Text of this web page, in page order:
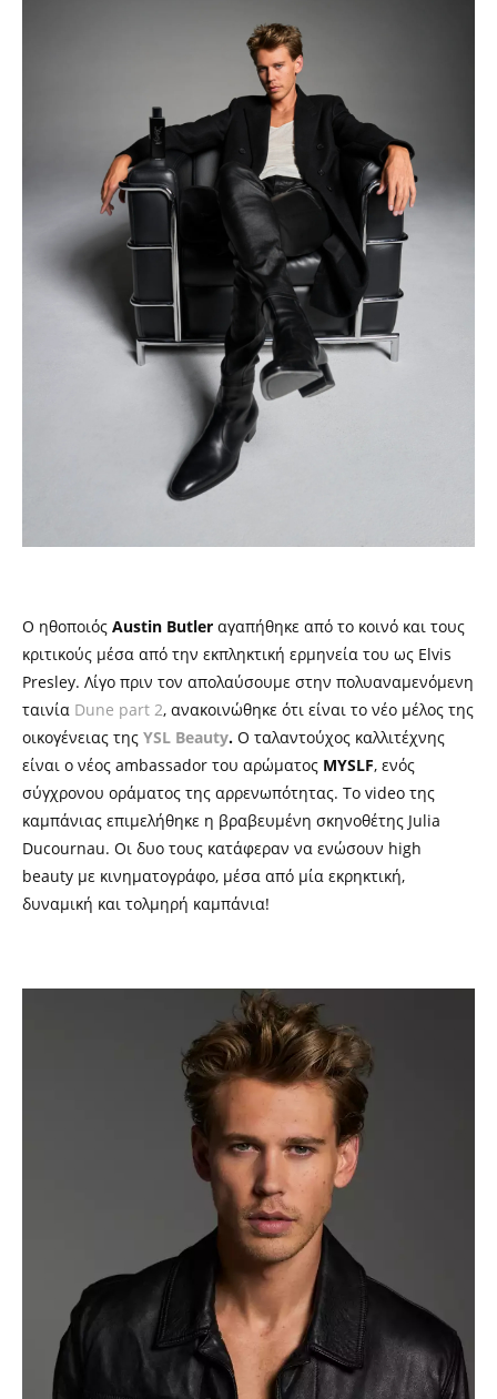
Ο ηθοποιός Austin Butler αγαπήθηκε από το κοινό και τους
κριτικούς μέσα από την εκπληκτική ερμηνεία του ως Elvis
Presley. Λίγο πριν τον απολαύσουμε στην πολυαναμενόμενη
ταινία Dune part 2, ανακοινώθηκε ότι είναι το νέο μέλος της
οικογένειας της YSL Beauty. Ο ταλαντούχος καλλιτέχνης
είναι ο νέος ambassador του αρώματος MYSLF, ενός
σύγχρονου οράματος της αρρενωπότητας. Το video της
καμπάνιας επιμελήθηκε η βραβευμένη σκηνοθέτης Julia
Ducournau. Οι δυο τους κατάφεραν να ενώσουν high
beauty με κινηματογράφο, μέσα από μία εκρηκτική,
δυναμική και τολμηρή καμπάνια!